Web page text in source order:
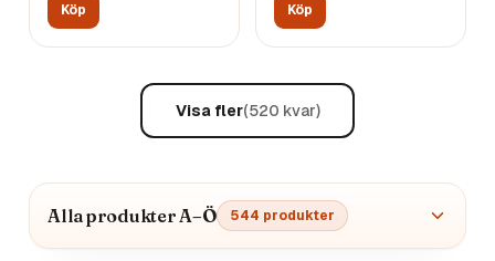
Köp Köp
Visa fler(520 kvar)
Alla produkter A–Ö 544 produkter